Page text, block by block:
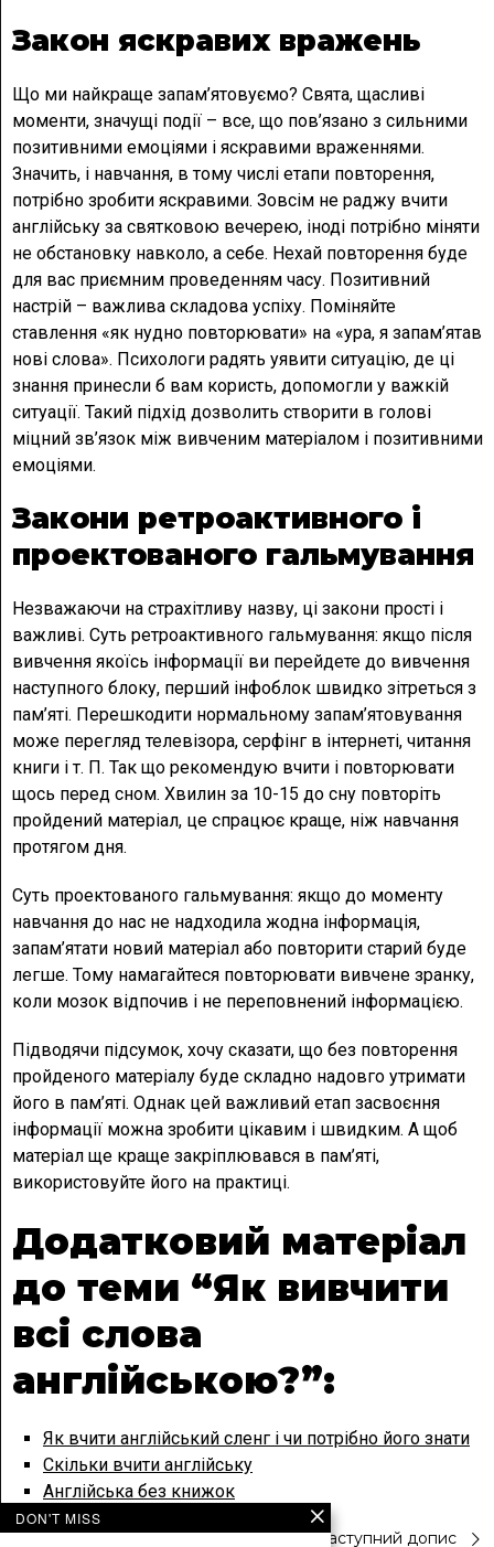
Закон яскравих вражень
Що ми найкраще запам’ятовуємо? Свята, щасливі
моменти, значущі події – все, що пов’язано з сильними
позитивними емоціями і яскравими враженнями.
Значить, і навчання, в тому числі етапи повторення,
потрібно зробити яскравими. Зовсім не раджу вчити
англійську за святковою вечерею, іноді потрібно міняти
не обстановку навколо, а себе. Нехай повторення буде
для вас приємним проведенням часу. Позитивний
настрій – важлива складова успіху. Поміняйте
ставлення «як нудно повторювати» на «ура, я запам’ятав
нові слова». Психологи радять уявити ситуацію, де ці
знання принесли б вам користь, допомогли у важкій
ситуації. Такий підхід дозволить створити в голові
міцний зв’язок між вивченим матеріалом і позитивними
емоціями.
Закони ретроактивного і
проектованого гальмування
Незважаючи на страхітливу назву, ці закони прості і
важливі. Суть ретроактивного гальмування: якщо після
вивчення якоїсь інформації ви перейдете до вивчення
наступного блоку, перший інфоблок швидко зітреться з
пам’яті. Перешкодити нормальному запам’ятовування
може перегляд телевізора, серфінг в інтернеті, читання
книги і т. П. Так що рекомендую вчити і повторювати
щось перед сном. Хвилин за 10-15 до сну повторіть
пройдений матеріал, це спрацює краще, ніж навчання
протягом дня.
Суть проектованого гальмування: якщо до моменту
навчання до нас не надходила жодна інформація,
запам’ятати новий матеріал або повторити старий буде
легше. Тому намагайтеся повторювати вивчене зранку,
коли мозок відпочив і не переповнений інформацією.
Підводячи підсумок, хочу сказати, що без повторення
пройденого матеріалу буде складно надовго утримати
його в пам’яті. Однак цей важливий етап засвоєння
інформації можна зробити цікавим і швидким. А щоб
матеріал ще краще закріплювався в пам’яті,
використовуйте його на практиці.
Додатковий матеріал
до теми “Як вивчити
всі слова
англійською?”:
Як вчити англійський сленг і чи потрібно його знати
Скільки вчити англійську
Англійська без книжок
Попередній допис Наступний допис
DON'T MISS